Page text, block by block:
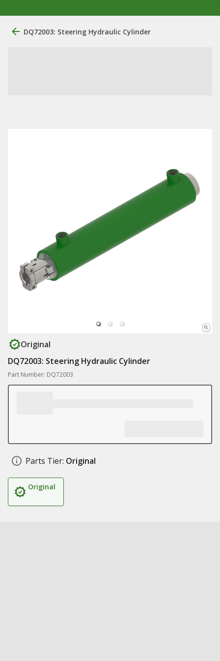
DQ72003: Steering Hydraulic Cylinder
Original
DQ72003: Steering Hydraulic Cylinder
Part Number: DQ72003
Parts Tier: Original
Original